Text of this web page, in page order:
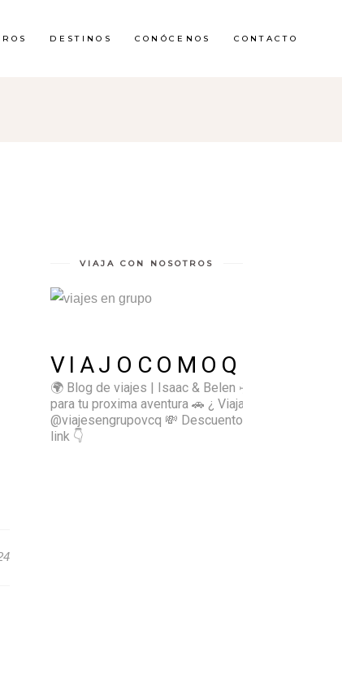
DESTINOS CONÓCENOS CONTACTO
VIAJA CON NOSOTROS
VIAJOCOMOQUIERO
🌍 Blog de viajes | Isaac & Belen ✈️ Inspírate
para tu proxima aventura 🚗 ¿ Viajas sol@? 👉🏻
@viajesengrupovcq 💸 Descuentos y tips en el
link 👇